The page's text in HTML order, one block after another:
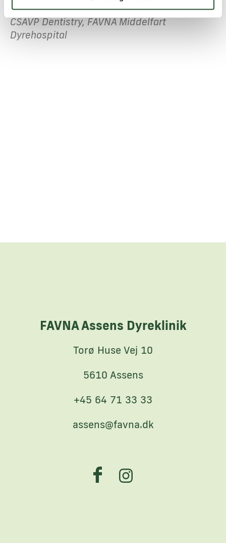
Andreasen, dyrlæge, cand.med.vet, ESAVS
CSAVP Dentistry, FAVNA Middelfart
Dyrehospital
FAVNA Assens Dyreklinik
Torø Huse Vej 10
5610 Assens
+45 64 71 33 33
assens@favna.dk